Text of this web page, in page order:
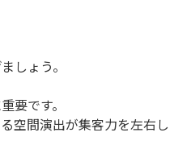
しょう。
要です。
空間演出が集客力を左右し